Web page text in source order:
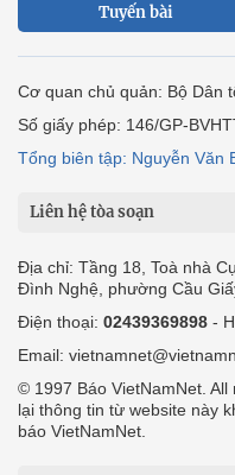
Tuyến bài
Cơ quan chủ quản: Bộ Dân
Số giấy phép: 146/GP-
Tổng biên tập: Nguyễn Văn
Liên hệ tòa soạn
Địa chỉ: Tầng 18, Toà nhà
Đình Nghệ, phường Cầu
Điện thoại: 02439369898 -
Email:
© 1997 Báo VietNamNet.
lại thông tin từ website này
báo VietNamNet.